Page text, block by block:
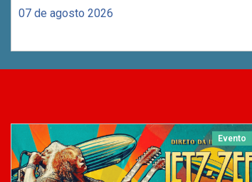
07 de agosto 2026
Evento